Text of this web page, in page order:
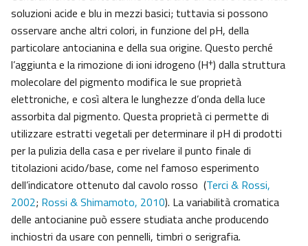
soluzioni acide e blu in mezzi basici; tuttavia si possono
osservare anche altri colori, in funzione del pH, della
particolare antocianina e della sua origine. Questo perché
l’aggiunta e la rimozione di ioni idrogeno (H+) dalla struttura
molecolare del pigmento modifica le sue proprietà
elettroniche, e così altera le lunghezze d’onda della luce
assorbita dal pigmento. Questa proprietà ci permette di
utilizzare estratti vegetali per determinare il pH di prodotti
per la pulizia della casa e per rivelare il punto finale di
titolazioni acido/base, come nel famoso esperimento
dell’indicatore ottenuto dal cavolo rosso (Terci & Rossi,
2002; Rossi & Shimamoto, 2010). La variabilità cromatica
delle antocianine può essere studiata anche producendo
inchiostri da usare con pennelli, timbri o serigrafia.